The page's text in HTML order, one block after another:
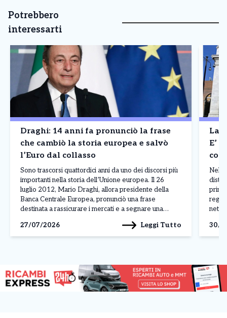
Potrebbero
interessarti
Draghi: 14 anni fa pronunciò la frase
che cambiò la storia europea e salvò
l’Euro dal collasso
Sono trascorsi quattordici anni da uno dei discorsi più
importanti nella storia dell’Unione europea. Il 26
luglio 2012, Mario Draghi, allora presidente della
Banca Centrale Europea, pronunciò una frase
destinata a rassicurare i mercati e a segnare una
mandato, la BCE è pronta a fare tutto il necessario […]
27/07/2026 Leggi Tutto
La
E’
Nel
30/